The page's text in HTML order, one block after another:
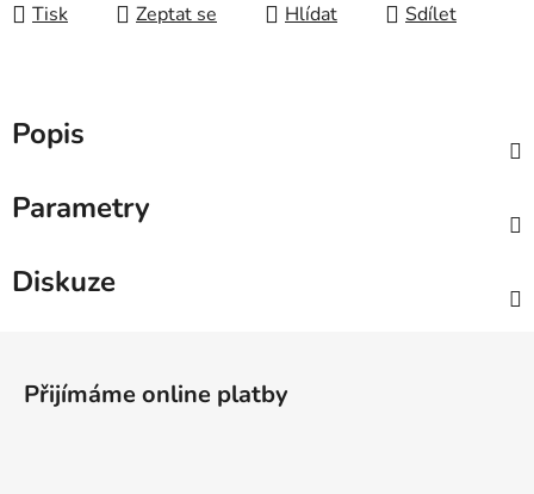
Tisk Zeptat se Hlídat Sdílet
Popis
Parametry
Diskuze
Přijímáme online platby